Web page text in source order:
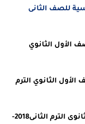
للصف الثانى
الأول الثانوي
الثانوي الترم
مذكرة اللغة الفرنسية للصف الأول الثانوى الترم الثانى2018-